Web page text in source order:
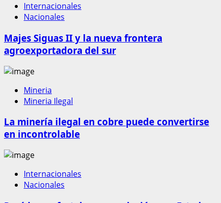
Internacionales
Nacionales
Majes Siguas II y la nueva frontera
agroexportadora del sur
Mineria
Mineria Ilegal
La minería ilegal en cobre puede convertirse
en incontrolable
Internacionales
Nacionales